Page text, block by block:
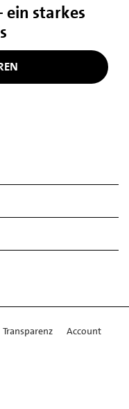
ein starkes
Transparenz
Account